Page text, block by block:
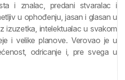
i znalac, predani stvaralac i
u ophođenju, jasan i glasan u
izuzetka, intelektualac u svakom
i velike planove. Verovao je u
odricanje i, pre svega u